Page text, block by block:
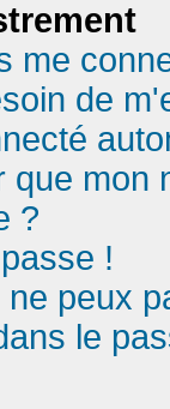
me
de
que mon
?
!
peux
le